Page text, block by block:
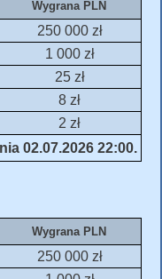
Wygrana PLN
250 000 zł
1 000 zł
25 zł
8 zł
2 zł
02.07.2026 22:00.
Wygrana PLN
250 000 zł